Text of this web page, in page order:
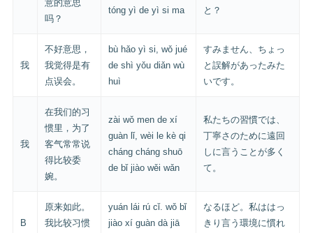
意的意思
吗？
tóng yì de yì si ma
と？
我
不好意思，
我觉得是有
点误会。
bù hǎo yì si, wǒ jué
de shì yǒu diǎn wù
huì
すみません、ちょっ
と誤解があったみた
いです。
我
在我们的习
惯里，为了
客气常常说
得比较委
婉。
zài wǒ men de xí
guàn lǐ, wèi le kè qi
cháng cháng shuō
de bǐ jiào wěi wǎn
私たちの習慣では、
丁寧さのために遠回
しに言うことが多く
て。
B
原来如此。
我比较习惯
yuán lái rú cǐ. wǒ bǐ
jiào xí guàn dà jiā
なるほど。私ははっ
きり言う環境に慣れ